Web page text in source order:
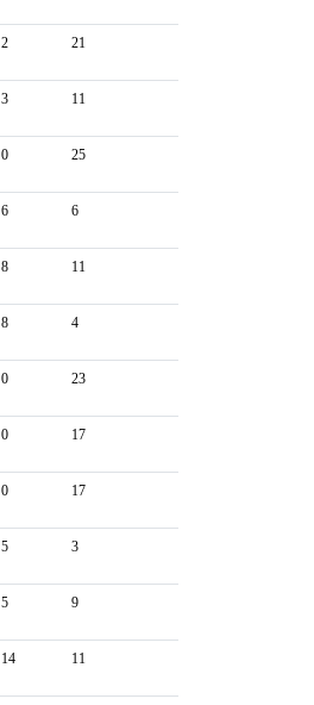
2 21
3 11
0 25
6 6
8 11
8 4
0 23
0 17
0 17
5 3
5 9
14 11